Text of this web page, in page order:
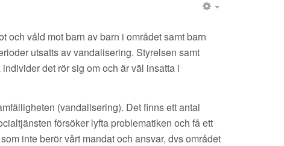
och våld mot barn av barn i området samt barn
utsatts av vandalisering. Styrelsen samt
det rör sig om och är väl insatta i
(vandalisering). Det finns ett antal
försöker lyfta problematiken och få ett
inte berör vårt mandat och ansvar, dvs området